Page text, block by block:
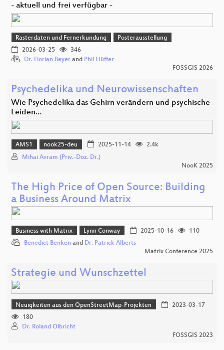
- aktuell und frei verfügbar -
Rasterdaten und Fernerkundung
Posterausstellung
2026-03-25
346
Dr. Florian Beyer and Phil Hüffer
FOSSGIS 2026
Psychedelika und Neurowissenschaften
Wie Psychedelika das Gehirn verändern und psychische
Leiden…
AMS1 nook25-deu 2025-11-14
2.4k
Mihai Avram (Priv.-Doz. Dr.)
NooK 2025
The High Price of Open Source: Building
a Business Around Matrix
Business with Matrix Lynn Conway 2025-10-16
110
Benedict Benken and Dr. Patrick Alberts
Matrix Conference 2025
Strategie und Wunschzettel
Neuigkeiten aus den OpenStreetMap-Projekten
2023-03-17
180
Dr. Roland Olbricht
FOSSGIS 2023